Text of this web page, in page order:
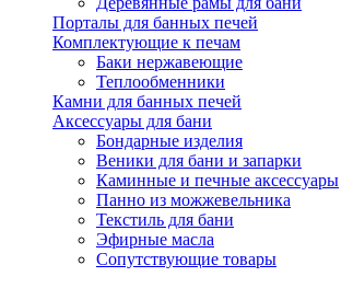
Порталы для банных печей
Комплектующие к печам
Баки нержавеющие
Теплообменники
Камни для банных печей
Аксессуары для бани
Бондарные изделия
Веники для бани и запарки
Каминные и печные аксессуары
Панно из можжевельника
Текстиль для бани
Эфирные масла
Сопутствующие товары